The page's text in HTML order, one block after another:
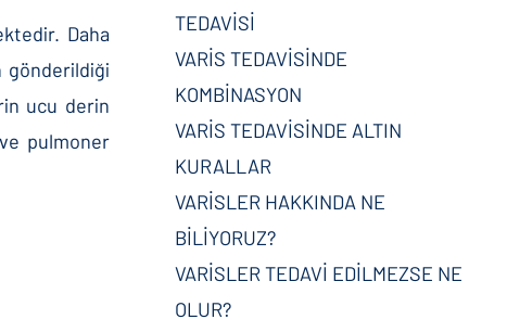
Daha
gönderildiği
ucu derin
pulmoner
TEDAVİSİ
VARİS TEDAVİSİNDE
KOMBİNASYON
VARİS TEDAVİSİNDE ALTIN
KURALLAR
VARİSLER HAKKINDA NE
BİLİYORUZ?
VARİSLER TEDAVİ EDİLMEZSE NE
OLUR?